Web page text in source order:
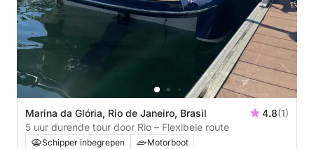
Marina da Glória, Rio de Janeiro, Brasil 4.8(1)
5 uur durende tour door Rio – Flexibele route
Schipper inbegrepen
Motorboot